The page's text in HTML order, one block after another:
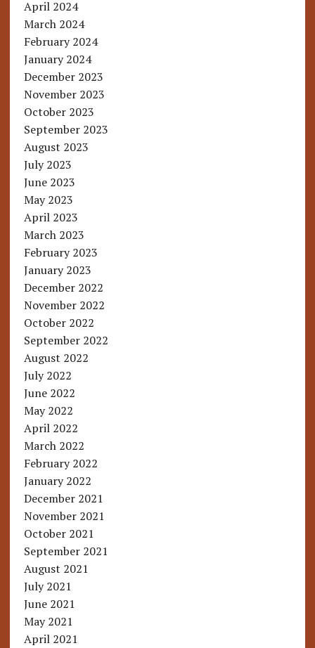
April 2024
March 2024
February 2024
January 2024
December 2023
November 2023
October 2023
September 2023
August 2023
July 2023
June 2023
May 2023
April 2023
March 2023
February 2023
January 2023
December 2022
November 2022
October 2022
September 2022
August 2022
July 2022
June 2022
May 2022
April 2022
March 2022
February 2022
January 2022
December 2021
November 2021
October 2021
September 2021
August 2021
July 2021
June 2021
May 2021
April 2021